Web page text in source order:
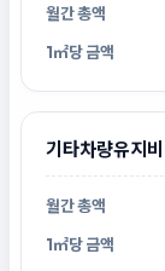
기타차량유지비